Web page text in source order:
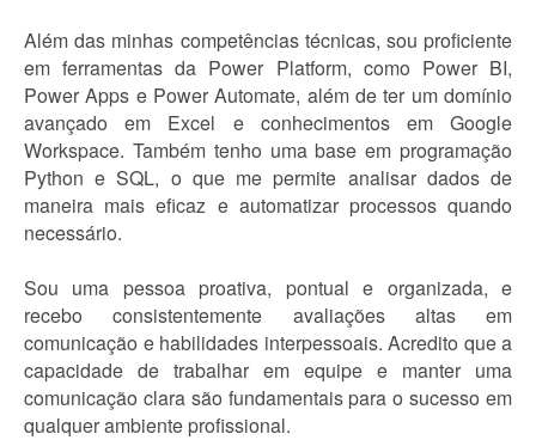
Além das minhas competências técnicas, sou proficiente
em ferramentas da Power Platform, como Power BI,
Power Apps e Power Automate, além de ter um domínio
avançado em Excel e conhecimentos em Google
Workspace. Também tenho uma base em programação
Python e SQL, o que me permite analisar dados de
maneira mais eficaz e automatizar processos quando
necessário.
Sou uma pessoa proativa, pontual e organizada, e
recebo consistentemente avaliações altas em
comunicação e habilidades interpessoais. Acredito que a
capacidade de trabalhar em equipe e manter uma
comunicação clara são fundamentais para o sucesso em
qualquer ambiente profissional.